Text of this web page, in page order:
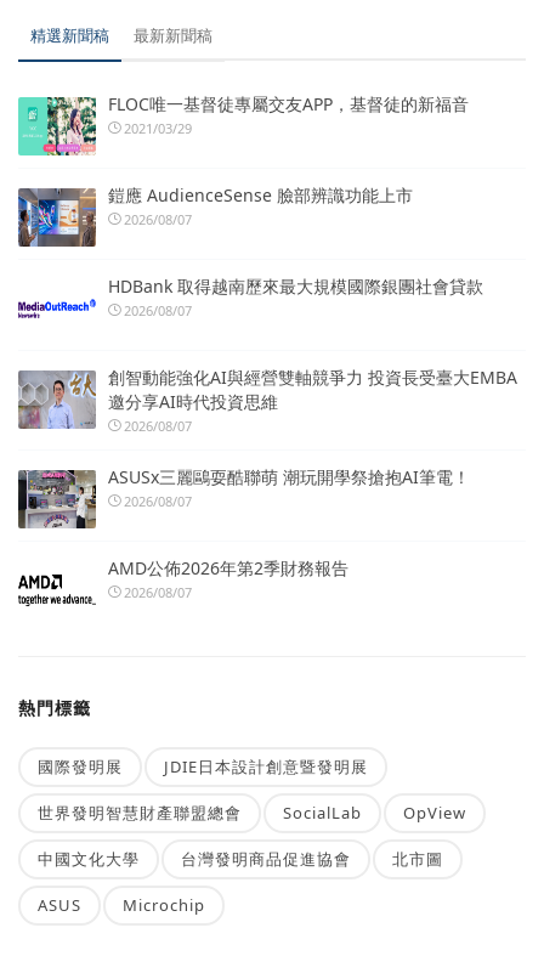
精選新聞稿 最新新聞稿
FLOC唯一基督徒專屬交友APP，基督徒的新福音
2021/03/29
鎧應 AudienceSense 臉部辨識功能上市
2026/08/07
HDBank 取得越南歷來最大規模國際銀團社會貸款
2026/08/07
創智動能強化AI與經營雙軸競爭力 投資長受臺大EMBA
邀分享AI時代投資思維
2026/08/07
ASUSx三麗鷗耍酷聯萌 潮玩開學祭搶抱AI筆電！
2026/08/07
AMD公佈2026年第2季財務報告
2026/08/07
熱門標籤
國際發明展 JDIE日本設計創意暨發明展
世界發明智慧財產聯盟總會 SocialLab OpView
中國文化大學 台灣發明商品促進協會 北市圖
ASUS Microchip